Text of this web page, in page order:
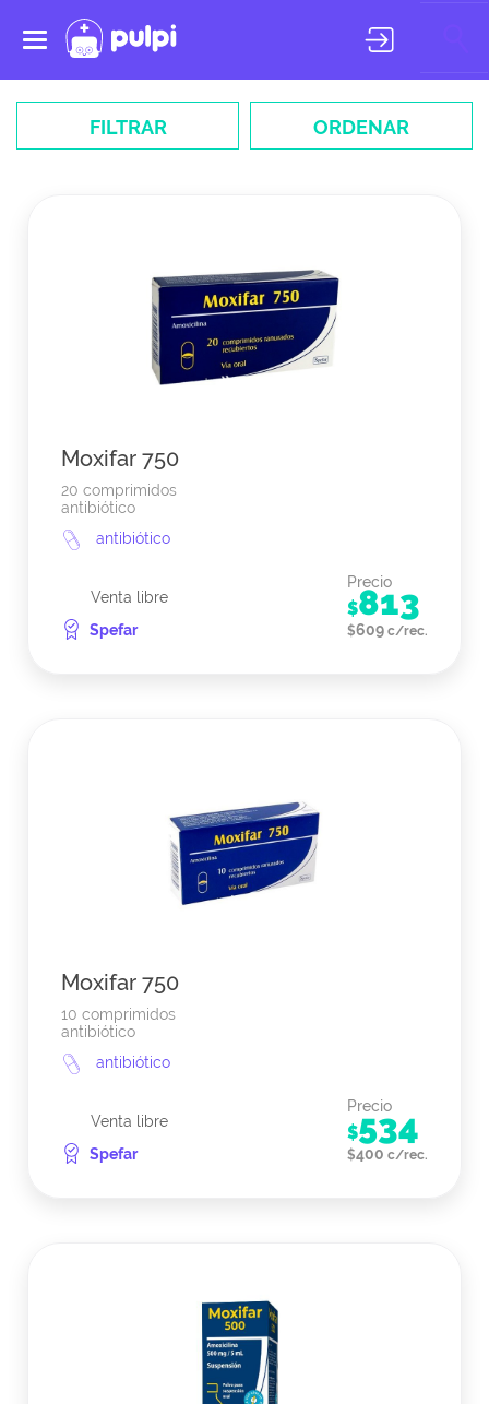
Toggle
navigation
FILTRAR ORDENAR
Moxifar 750
20 comprimidos
antibiótico
antibiótico
Venta libre
Spefar
Precio
$813
$609 c/rec.
Moxifar 750
10 comprimidos
antibiótico
antibiótico
Venta libre
Spefar
Precio
$534
$400 c/rec.